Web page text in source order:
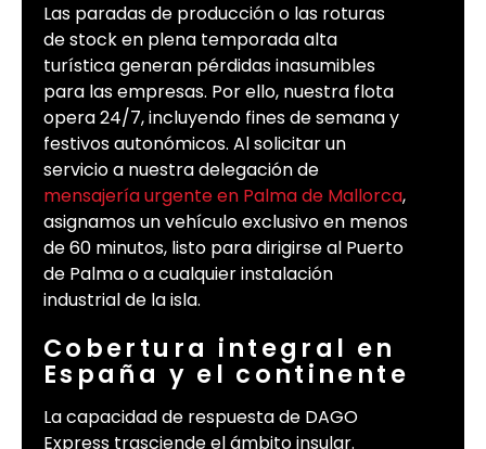
Las paradas de producción o las roturas
de stock en plena temporada alta
turística generan pérdidas inasumibles
para las empresas. Por ello, nuestra flota
opera 24/7, incluyendo fines de semana y
festivos autonómicos. Al solicitar un
servicio a nuestra delegación de
mensajería urgente en Palma de Mallorca,
asignamos un vehículo exclusivo en menos
de 60 minutos, listo para dirigirse al Puerto
de Palma o a cualquier instalación
industrial de la isla.
Cobertura integral en
España y el continente
La capacidad de respuesta de DAGO
Express trasciende el ámbito insular.